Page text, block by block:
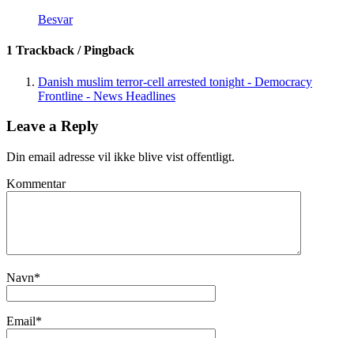
Besvar
1 Trackback / Pingback
Danish muslim terror-cell arrested tonight - Democracy
Frontline - News Headlines
Leave a Reply
Din email adresse vil ikke blive vist offentligt.
Kommentar
Navn*
Email*